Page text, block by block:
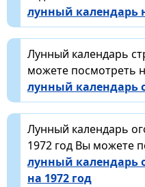
лунный календарь
Лунный календарь
можете посмотреть
лунный календарь
Лунный календарь
1972 год Вы можете
лунный календарь
на 1972 год